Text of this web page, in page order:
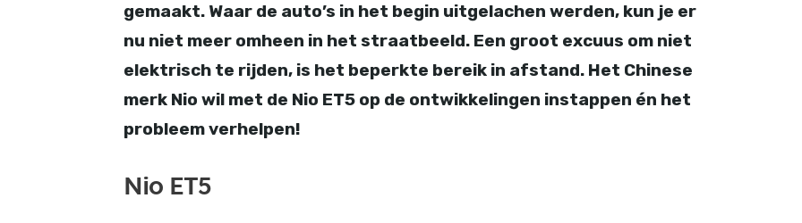
gemaakt. Waar de auto’s in het begin uitgelachen werden, kun je er
nu niet meer omheen in het straatbeeld. Een groot excuus om niet
elektrisch te rijden, is het beperkte bereik in afstand. Het Chinese
merk Nio wil met de Nio ET5 op de ontwikkelingen instappen én het
probleem verhelpen!
Nio ET5